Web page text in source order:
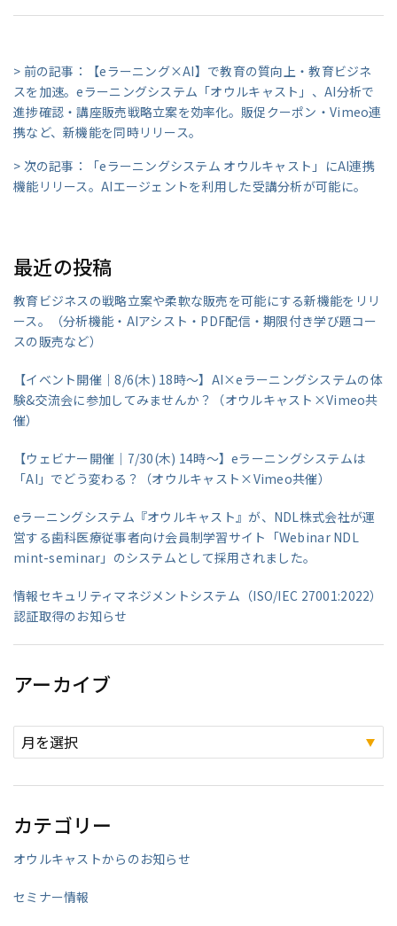
> 前の記事：【eラーニング×AI】で教育の質向上・教育ビジネ
スを加速。eラーニングシステム「オウルキャスト」、AI分析で
進捗確認・講座販売戦略立案を効率化。販促クーポン・Vimeo連
携など、新機能を同時リリース。
> 次の記事：「eラーニングシステム オウルキャスト」にAI連携
機能リリース。AIエージェントを利用した受講分析が可能に。
最近の投稿
教育ビジネスの戦略立案や柔軟な販売を可能にする新機能をリリ
ース。（分析機能・AIアシスト・PDF配信・期限付き学び題コー
スの販売など）
【イベント開催｜8/6(木) 18時～】AI×eラーニングシステムの体
験&交流会に参加してみませんか？（オウルキャスト×Vimeo共
催）
【ウェビナー開催｜7/30(木) 14時～】eラーニングシステムは
「AI」でどう変わる？（オウルキャスト×Vimeo共催）
eラーニングシステム『オウルキャスト』が、NDL株式会社が運
営する歯科医療従事者向け会員制学習サイト「Webinar NDL
mint-seminar」のシステムとして採用されました。
情報セキュリティマネジメントシステム（ISO/IEC 27001:2022）
認証取得のお知らせ
アーカイブ
カテゴリー
オウルキャストからのお知らせ
セミナー情報